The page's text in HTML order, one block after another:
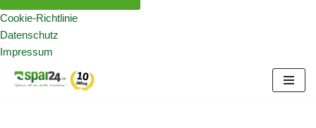
Cookie-Richtlinie
Datenschutz
Impressum